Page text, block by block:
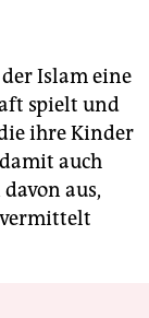
Islam eine
spielt und
ihre Kinder
auch
aus,